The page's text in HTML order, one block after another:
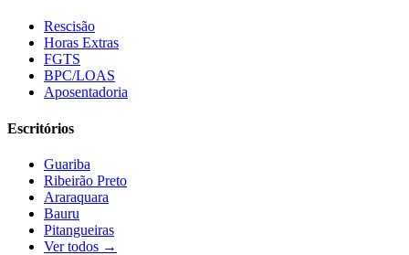
Rescisão
Horas Extras
FGTS
BPC/LOAS
Aposentadoria
Escritórios
Guariba
Ribeirão Preto
Araraquara
Bauru
Pitangueiras
Ver todos →